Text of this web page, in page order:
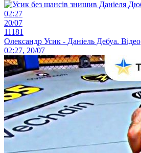
02:27
20/07
11181
Олександр Усик - Даніель Дебуа. Відео
02:27, 20/07